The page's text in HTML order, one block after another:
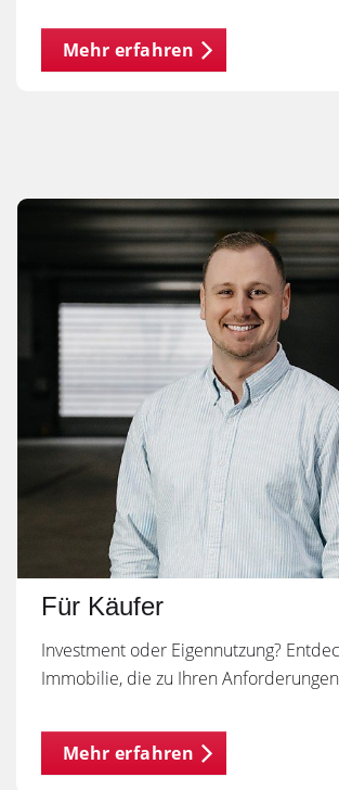
Mehr erfahren
Für Käufer
Investment oder Eigennutzung?
Immobilie, die zu Ihren
Mehr erfahren